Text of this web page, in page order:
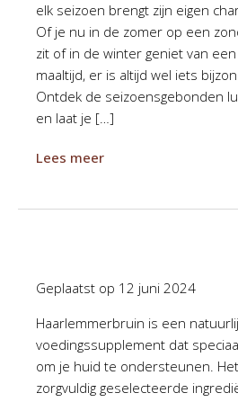
elk seizoen brengt zijn eigen
Of je nu in de zomer op een
zit of in de winter geniet van
maaltijd, er is altijd wel iets
Ontdek de seizoensgebonden
en laat je […]
Lees meer
Geplaatst op 12 juni 2024
Haarlemmerbruin is een
voedingssupplement dat
om je huid te ondersteunen.
zorgvuldig geselecteerde